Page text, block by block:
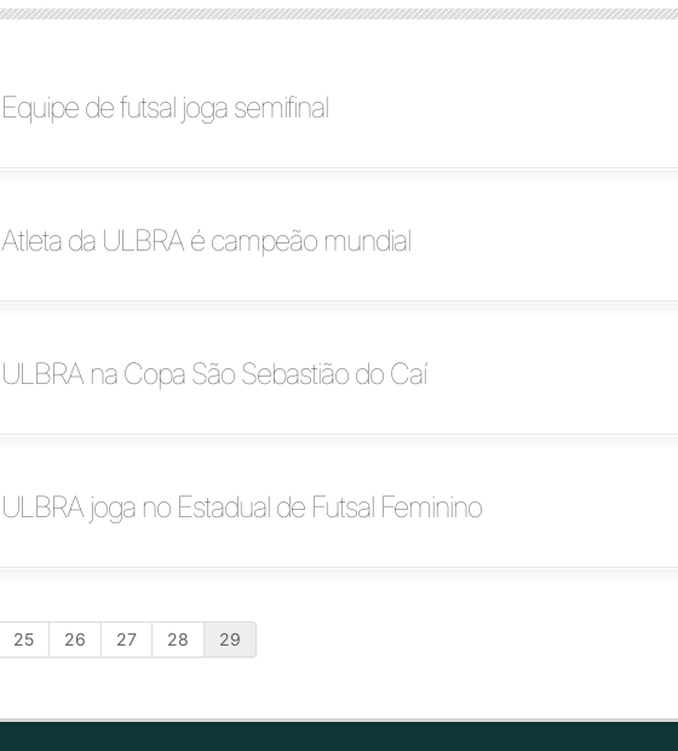
Equipe de futsal joga semifinal
Atleta da ULBRA é campeão mundial
ULBRA na Copa São Sebastião do Caí
ULBRA joga no Estadual de Futsal Feminino
25 26 27 28 29